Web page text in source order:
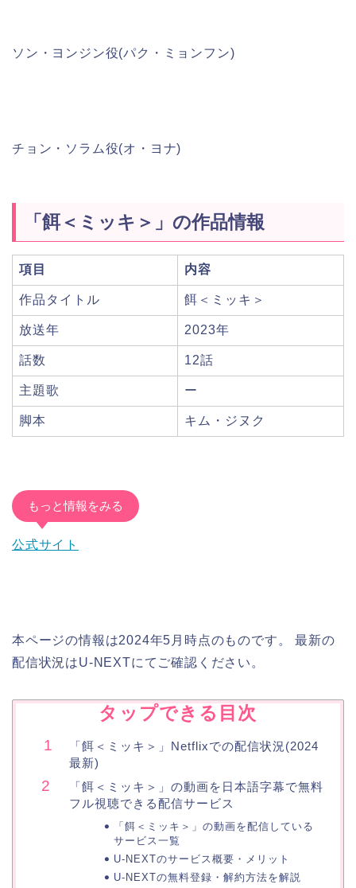
ソン・ヨンジン役(パク・ミョンフン)
チョン・ソラム役(オ・ヨナ)
「餌＜ミッキ＞」の作品情報
項目 内容
作品タイトル 餌＜ミッキ＞
放送年 2023年
話数 12話
主題歌 ー
脚本 キム・ジヌク
もっと情報をみる
公式サイト
本ページの情報は2024年5月時点のものです。 最新の
配信状況はU-NEXTにてご確認ください。
タップできる目次
「餌＜ミッキ＞」Netflixでの配信状況(2024
最新)
「餌＜ミッキ＞」の動画を日本語字幕で無料
フル視聴できる配信サービス
「餌＜ミッキ＞」の動画を配信している
サービス一覧
U-NEXTのサービス概要・メリット
U-NEXTの無料登録・解約方法を解説